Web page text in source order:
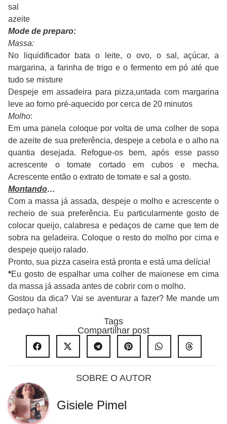
sal
azeite
Mode de preparo:
Massa:
No liquidificador bata o leite, o ovo, o sal, açúcar, a
margarina, a farinha de trigo e o fermento em pó até que
tudo se misture
Despeje em assadeira para pizza,untada com margarina
leve ao forno pré-aquecido por cerca de 20 minutos
Molho:
Em uma panela coloque por volta de uma colher de sopa
de azeite de sua preferência, despeje a cebola e o alho na
quantia desejada. Refogue-os bem, após esse passo
acrescente o tomate cortado em cubos e mecha.
Acrescente então o extrato de tomate e sal a gosto.
Montando…
Com a massa já assada, despeje o molho e acrescente o
recheio de sua preferência. Eu particularmente gosto de
colocar queijo, calabresa e pedaços de carne que tem de
sobra na geladeira. Coloque o resto do molho por cima e
despeje queijo ralado.
Pronto, sua pizza caseira está pronta e está uma delícia!
*Eu gosto de espalhar uma colher de maionese em cima
da massa já assada antes de cobrir com o molho.
Gostou da dica? Vai se aventurar a fazer? Me mande um
pedaço haha!
Tags
Compartilhar post
SOBRE O AUTOR
Gisiele Pimel